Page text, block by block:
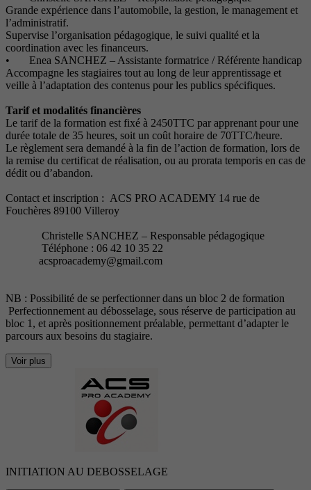
Grande expérience dans l’automobile, la gestion, le management et
l’administratif.
Supervise l’organisation pédagogique, le suivi qualité et la
coordination avec les financeurs.
• Enea SANCHEZ – Assistante formatrice / Référente handicap
Accompagne les stagiaires tout au long de leur apprentissage et
veille à l’adaptation des contenus pour les publics spécifiques.
Tarif et modalités financières
Le tarif de la formation est fixé à 2450TTC par apprenant pour une
durée totale de 35 heures, soit un coût horaire de 70TTC/heure.
Le règlement sera demandé à la fin de l’action de formation, lors de
la remise du certificat de réalisation, ou au prorata temporis en cas de
dédit ou d’abandon.
Contact et inscription : ACS PRO ACADEMY 14 rue de
Fouchères 89100 Villeroy
Christelle SANCHEZ – Responsable pédagogique
Téléphone : 06 42 10 35 22
acsproacademy@gmail.com
NB : Possibilité de se perfectionner dans un bloc 2 de formation
Perfectionnement au débosselage, sous réserve de participation au
bloc 1, et après positionnement préalable, permettant d’adapter le
parcours aux besoins du stagiaire.
Voir plus
INITIATION AU DEBOSSELAGE